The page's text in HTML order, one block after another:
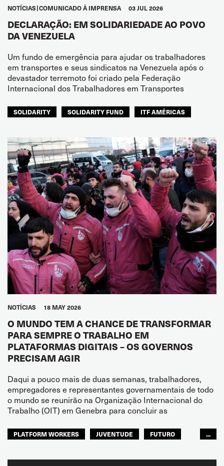
NOTÍCIAS COMUNICADO À IMPRENSA 03 JUL 2026
DECLARAÇÃO: EM SOLIDARIEDADE AO POVO
DA VENEZUELA
Um fundo de emergência para ajudar os trabalhadores
em transportes e seus sindicatos na Venezuela após o
devastador terremoto foi criado pela Federação
Internacional dos Trabalhadores em Transportes
SOLIDARITY SOLIDARITY FUND ITF AMÉRICAS
NOTÍCIAS 18 MAY 2026
O MUNDO TEM A CHANCE DE TRANSFORMAR
PARA SEMPRE O TRABALHO EM
PLATAFORMAS DIGITAIS – OS GOVERNOS
PRECISAM AGIR
Daqui a pouco mais de duas semanas, trabalhadores,
empregadores e representantes governamentais de todo
o mundo se reunirão na Organização Internacional do
Trabalho (OIT) em Genebra para concluir as
PLATFORM WORKERS JUVENTUDE
FUTURO
...